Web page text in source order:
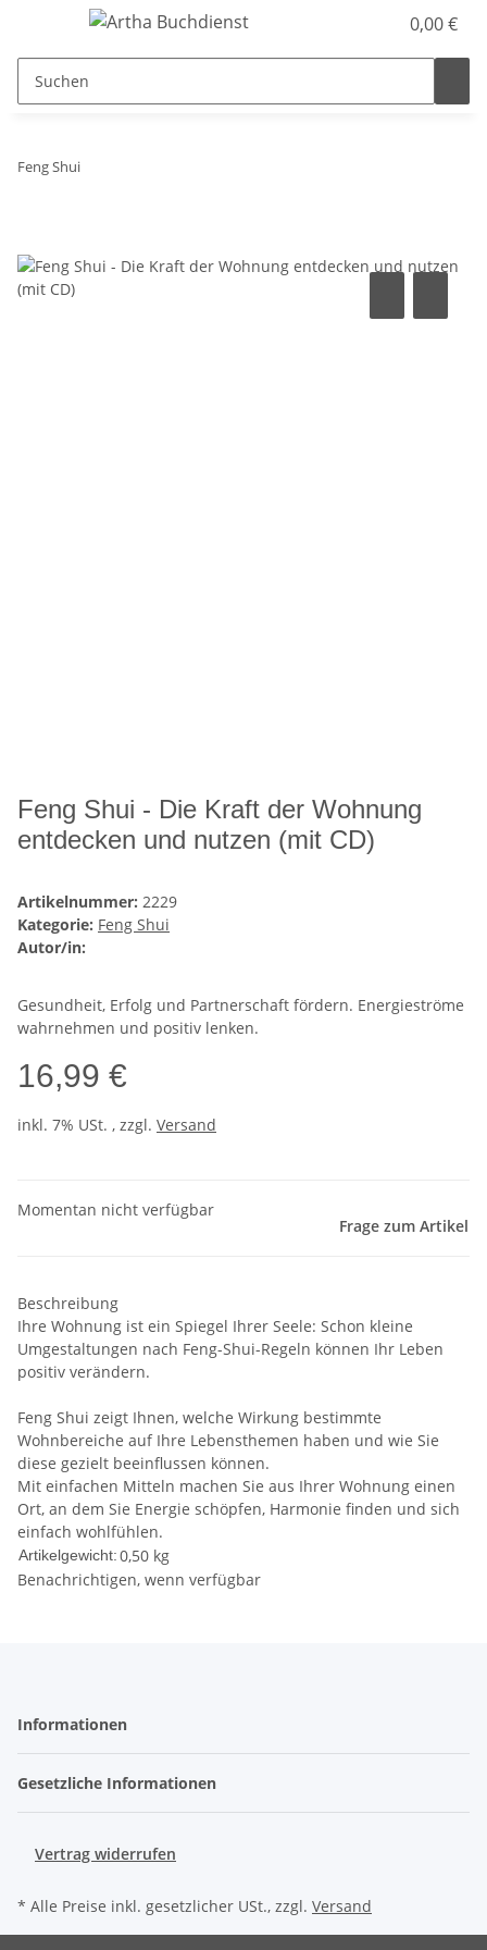
0,00 €
Feng Shui
Feng Shui - Die Kraft der Wohnung
entdecken und nutzen (mit CD)
Artikelnummer: 2229
Kategorie: Feng Shui
Autor/in:
Gesundheit, Erfolg und Partnerschaft fördern. Energieströme
wahrnehmen und positiv lenken.
16,99 €
inkl. 7% USt. , zzgl. Versand
Momentan nicht verfügbar
Frage zum Artikel
Beschreibung
Ihre Wohnung ist ein Spiegel Ihrer Seele: Schon kleine
Umgestaltungen nach Feng-Shui-Regeln können Ihr Leben
positiv verändern.
Feng Shui zeigt Ihnen, welche Wirkung bestimmte
Wohnbereiche auf Ihre Lebensthemen haben und wie Sie
diese gezielt beeinflussen können.
Mit einfachen Mitteln machen Sie aus Ihrer Wohnung einen
Ort, an dem Sie Energie schöpfen, Harmonie finden und sich
einfach wohlfühlen.
Artikelgewicht:0,50 kg
Benachrichtigen, wenn verfügbar
Informationen
Gesetzliche Informationen
Vertrag widerrufen
* Alle Preise inkl. gesetzlicher USt., zzgl. Versand